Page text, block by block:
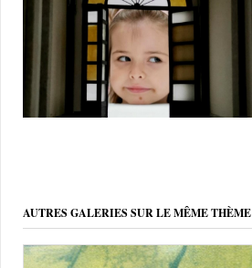
AUTRES GALERIES SUR LE MÊME THÈME